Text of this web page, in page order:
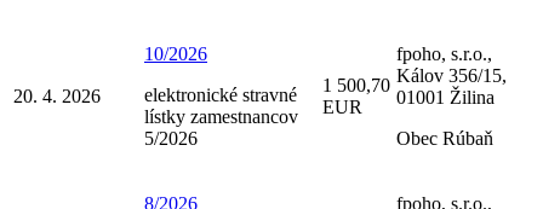
20. 4. 2026
10/2026
elektronické stravné
lístky zamestnancov
5/2026
1 500,70
EUR
fpoho, s.r.o.,
Kálov 356/15,
01001 Žilina
Obec Rúbaň
8/2026
fpoho, s.r.o.,